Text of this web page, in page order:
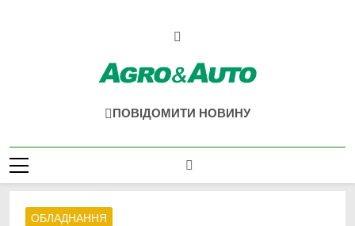
Agro & Auto
ПОВІДОМИТИ НОВИНУ
ОБЛАДНАННЯ